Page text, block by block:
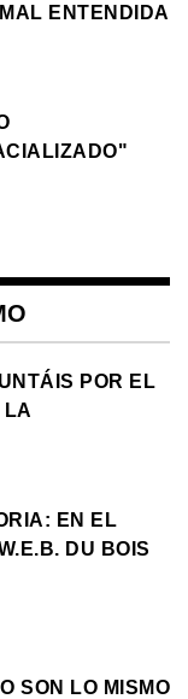
ENTENDIDA
POR EL
LA
EN EL
DU BOIS
SON LO MISMO